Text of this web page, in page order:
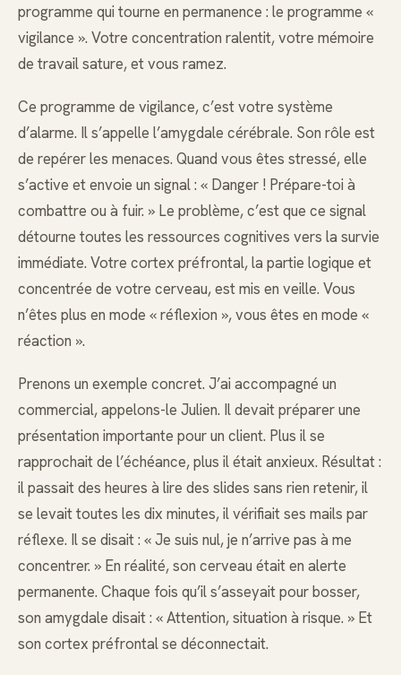
programme qui tourne en permanence : le programme «
vigilance ». Votre concentration ralentit, votre mémoire
de travail sature, et vous ramez.
Ce programme de vigilance, c’est votre système
d’alarme. Il s’appelle l’amygdale cérébrale. Son rôle est
de repérer les menaces. Quand vous êtes stressé, elle
s’active et envoie un signal : « Danger ! Prépare-toi à
combattre ou à fuir. » Le problème, c’est que ce signal
détourne toutes les ressources cognitives vers la survie
immédiate. Votre cortex préfrontal, la partie logique et
concentrée de votre cerveau, est mis en veille. Vous
n’êtes plus en mode « réflexion », vous êtes en mode «
réaction ».
Prenons un exemple concret. J’ai accompagné un
commercial, appelons-le Julien. Il devait préparer une
présentation importante pour un client. Plus il se
rapprochait de l’échéance, plus il était anxieux. Résultat :
il passait des heures à lire des slides sans rien retenir, il
se levait toutes les dix minutes, il vérifiait ses mails par
réflexe. Il se disait : « Je suis nul, je n’arrive pas à me
concentrer. » En réalité, son cerveau était en alerte
permanente. Chaque fois qu’il s’asseyait pour bosser,
son amygdale disait : « Attention, situation à risque. » Et
son cortex préfrontal se déconnectait.